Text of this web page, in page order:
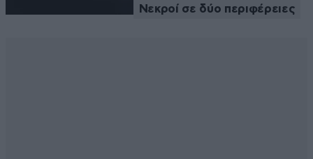
Νεκροί σε δύο περιφέρειες